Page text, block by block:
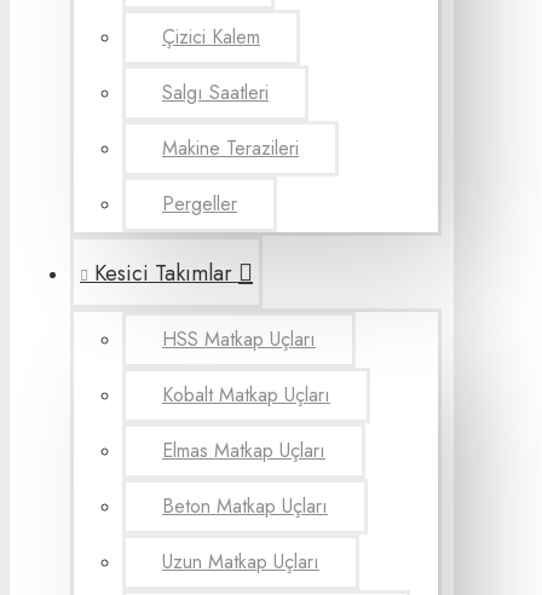
Çizici Kalem
Salgı Saatleri
Makine Terazileri
Pergeller
Kesici Takımlar
HSS Matkap Uçları
Kobalt Matkap Uçları
Elmas Matkap Uçları
Beton Matkap Uçları
Uzun Matkap Uçları